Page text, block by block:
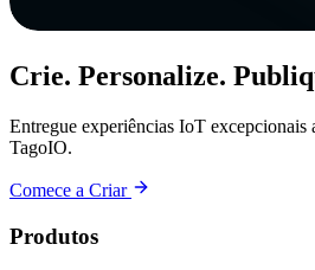
Crie. Personalize.
Entregue experiências IoT excepcionais
TagoIO.
Comece a Criar
Produtos